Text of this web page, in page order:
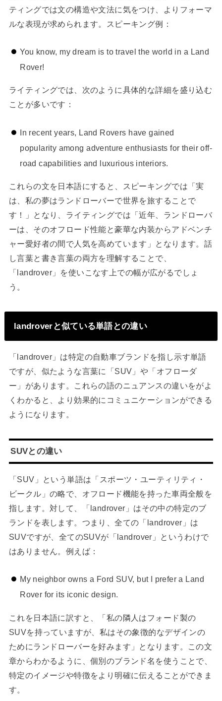
ティングでは文の構造や文法に気をつけ、よりフォーマ
ルな表現が求められます。スピーキング例：
You know, my dream is to travel the world in a Land
Rover!
ライティングでは、次のように具体的な詳細を盛り込む
ことが多いです：
In recent years, Land Rovers have gained
popularity among adventure enthusiasts for their off-
road capabilities and luxurious interiors.
これらの文を日本語にすると、スピーキングでは「実
は、私の夢はランドローバーで世界を旅することで
す！」となり、ライティングでは「近年、ランドローバ
ーは、そのオフロード性能と豪華な内装からアドベンチ
ャー愛好者の間で人気を高めています」となります。話
し言葉と書き言葉の両方を理解することで、
「landrover」を使いこなす上での幅が広がるでしょ
う。
landroverと似ている単語との違い
「landrover」は特定の自動車ブランドを指し示す単語
ですが、似たような言葉に「SUV」や「オフローダ
ー」があります。これらの語のニュアンスの違いをがよ
くわかると、より効果的にコミュニケーションができる
ようになります。
SUVとの違い
「SUV」という単語は「スポーツ・ユーティリティ・
ビークル」の略で、オフロード機能を持った車両全般を
指します。対して、「landrover」はその中の特定のブ
ランドを表します。つまり、全ての「landrover」は
SUVですが、全てのSUVが「landrover」というわけで
はありません。例えば：
My neighbor owns a Ford SUV, but I prefer a Land
Rover for its iconic design.
これを日本語に訳すと、「私の隣人はフォード製の
SUVを持っていますが、私はその象徴的なデザインの
ためにランドローバーを好みます」となります。この文
章からわかるように、個別のブランド名を使うことで、
特定のイメージや特徴をより明確に伝えることができま
す。